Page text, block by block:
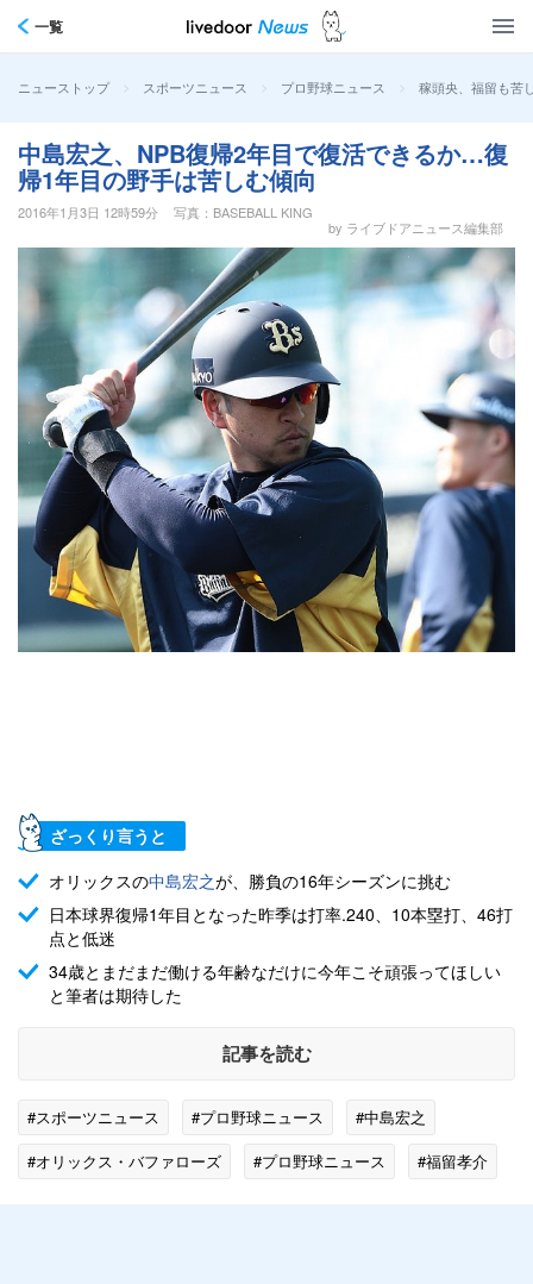
一覧
ニューストップ > スポーツニュース > プロ野球ニュース > 稼頭央、福留も苦
中島宏之、NPB復帰2年目で復活できるか…復
帰1年目の野手は苦しむ傾向
2016年1月3日 12時59分
写真：BASEBALL KING
by ライブドアニュース編集部
ざっくり言うと
オリックスの中島宏之が、勝負の16年シーズンに挑む
日本球界復帰1年目となった昨季は打率.240、10本塁打、46打
点と低迷
34歳とまだまだ働ける年齢なだけに今年こそ頑張ってほしい
と筆者は期待した
記事を読む
#スポーツニュース #プロ野球ニュース
#中島宏之
#オリックス・バファローズ
#プロ野球ニュース
#福留孝介